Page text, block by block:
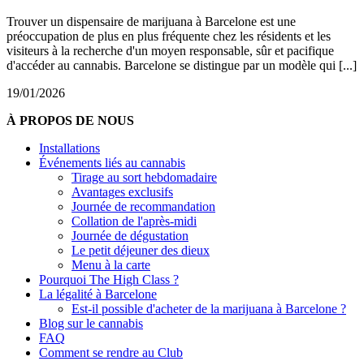
Trouver un dispensaire de marijuana à Barcelone est une
préoccupation de plus en plus fréquente chez les résidents et les
visiteurs à la recherche d'un moyen responsable, sûr et pacifique
d'accéder au cannabis. Barcelone se distingue par un modèle qui [...]
19/01/2026
À PROPOS DE NOUS
Installations
Événements liés au cannabis
Tirage au sort hebdomadaire
Avantages exclusifs
Journée de recommandation
Collation de l'après-midi
Journée de dégustation
Le petit déjeuner des dieux
Menu à la carte
Pourquoi The High Class ?
La légalité à Barcelone
Est-il possible d'acheter de la marijuana à Barcelone ?
Blog sur le cannabis
FAQ
Comment se rendre au Club